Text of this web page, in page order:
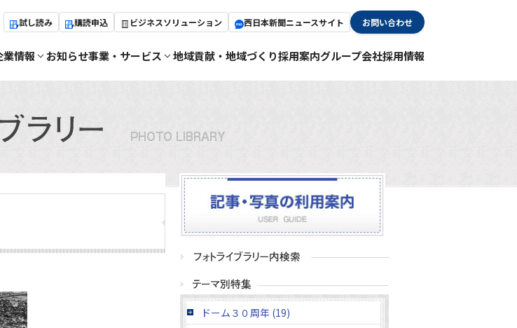
試し読み 購読申込 ビジネスソリューション 西日本新聞ニュースサイト お問い合わせ
業情報 お知らせ事業・サービス 地域貢献・地域づくり採用案内グループ会社採用情報
ドーム３０周年 (19)